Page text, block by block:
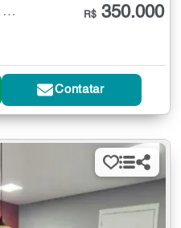
Vila Pereira Barreto (Zona Oeste) R$ 350.000
Contatar